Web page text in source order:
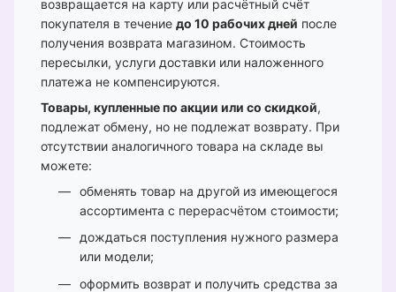
возвращается на карту или расчётный счёт
покупателя в течение до 10 рабочих дней после
получения возврата магазином. Стоимость
пересылки, услуги доставки или наложенного
платежа не компенсируются.
Товары, купленные по акции или со скидкой,
подлежат обмену, но не подлежат возврату. При
отсутствии аналогичного товара на складе вы
можете:
обменять товар на другой из имеющегося
ассортимента с перерасчётом стоимости;
дождаться поступления нужного размера
или модели;
оформить возврат и получить средства за